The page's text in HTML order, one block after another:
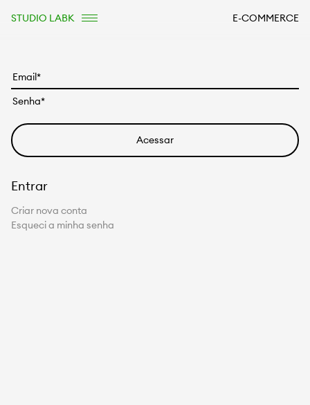
E-COMMERCE
STUDIO LABK
Entrar
Criar nova conta
Esqueci a minha senha